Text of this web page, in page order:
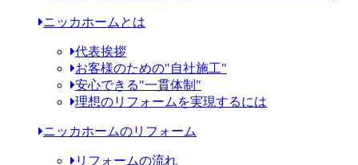
ニッカホームとは
代表挨拶
お客様のための"自社施工"
安心できる"一貫体制"
理想のリフォームを実現するには
ニッカホームのリフォーム
リフォームの流れ